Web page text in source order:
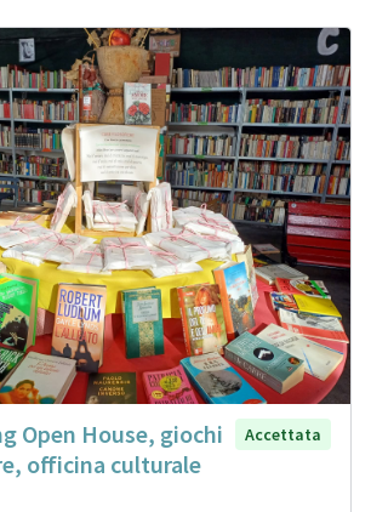
Open House, giochi
officina culturale
Accettata